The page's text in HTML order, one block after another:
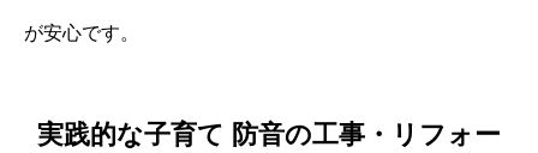
が安心です。
実践的な子育て 防音の工事・リフォー